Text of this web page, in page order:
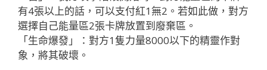
「紅
色
精
靈
奏
有4張以上的話，可以支付紅1無2。若如此做，對方
選擇自己能量區2張卡牌放置到廢棄區。
「生命爆發」：對方1隻力量8000以下的精靈作對
象，將其破壞。